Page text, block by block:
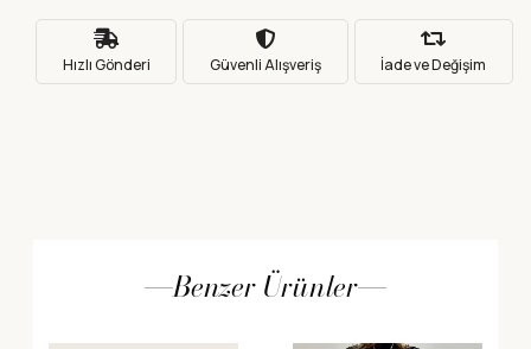
Hızlı Gönderi Güvenli Alışveriş İade ve Değişim
Benzer Ürünler